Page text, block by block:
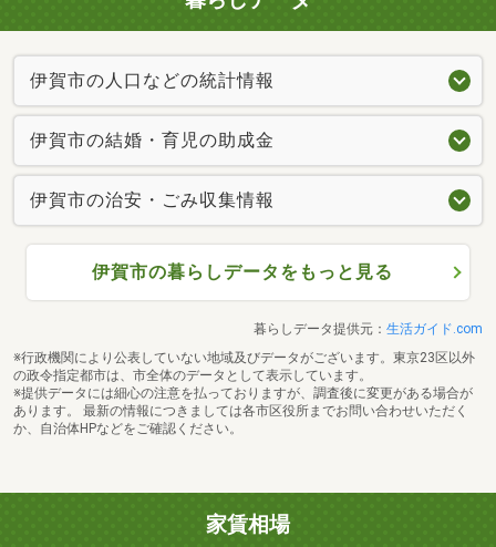
伊賀市の人口などの統計情報
伊賀市の結婚・育児の助成金
伊賀市の治安・ごみ収集情報
伊賀市の暮らしデータをもっと見る
暮らしデータ提供元： 生活ガイド.com
※行政機関により公表していない地域及びデータがございます。東京23区以外
の政令指定都市は、市全体のデータとして表示しています。
※提供データには細心の注意を払っておりますが、調査後に変更がある場合が
あります。 最新の情報につきましては各市区役所までお問い合わせいただく
か、自治体HPなどをご確認ください。
家賃相場